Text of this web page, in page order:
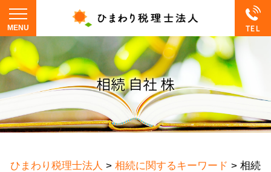
相続 自社 株
ひまわり税理士法人 > 相続に関するキーワード > 相続